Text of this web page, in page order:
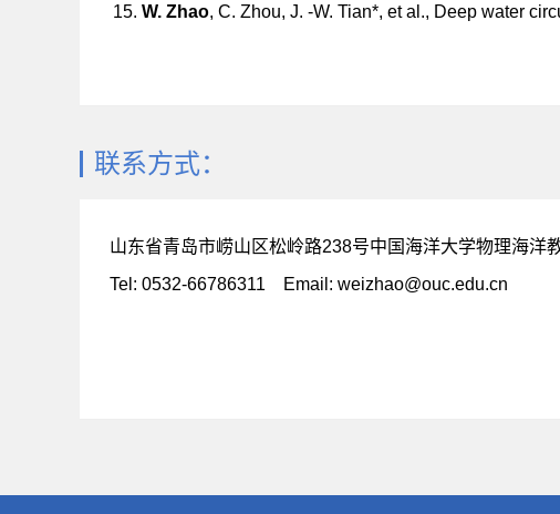
15. W. Zhao, C. Zhou, J. -W. Tian*, et al., Deep water
联系方式：
山东省青岛市崂山区松岭路238号中国海洋大学物理海洋
Tel: 0532-66786311 Email: weizhao@ouc.edu.cn